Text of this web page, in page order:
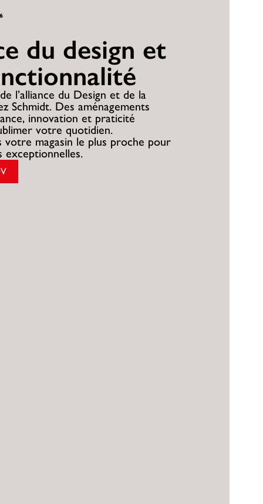
du design et
l’alliance du Design et de la
Schmidt. Des aménagements
innovation et praticité
votre quotidien.
votre magasin le plus proche pour
exceptionnelles.